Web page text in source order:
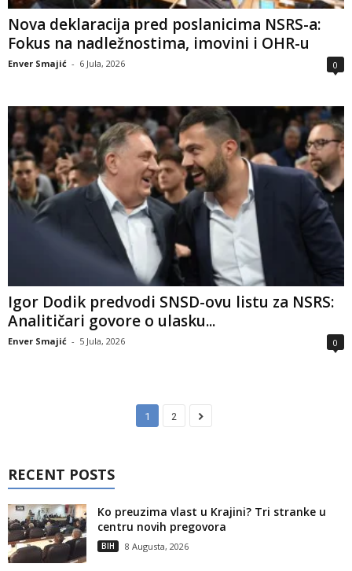
Nova deklaracija pred poslanicima NSRS-a:
Fokus na nadležnostima, imovini i OHR-u
Enver Smajić - 6 Jula, 2026 0
Igor Dodik predvodi SNSD-ovu listu za NSRS:
Analitičari govore o ulasku...
Enver Smajić - 5 Jula, 2026 0
1 2
RECENT POSTS
Ko preuzima vlast u Krajini? Tri stranke u
centru novih pregovora
BIH 8 Augusta, 2026